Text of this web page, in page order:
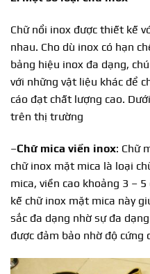
Chữ nổi inox được thiết kế
nhau. Cho dù inox có hạn
bảng hiệu inox đa dạng,
với những vật liệu khác để
cáo đạt chất lượng cao.
trên thị trường
–Chữ mica viền inox: Chữ
chữ inox mặt mica là loại
mica, viền cao khoảng 3 –
kế chữ inox mặt mica này
sắc đa dạng nhờ sự đa
được đảm bảo nhờ độ cứng